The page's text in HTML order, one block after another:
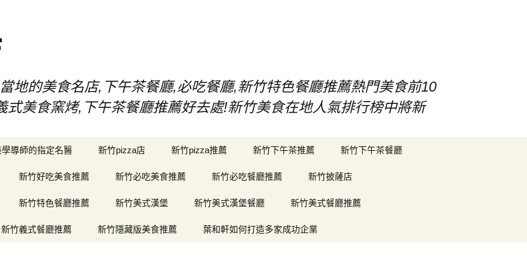
地的美食名店,下午茶餐廳,必吃餐廳,新竹特色餐廳推薦熱門美食前10
式美食窯烤,下午茶餐廳推薦好去處!新竹美食在地人氣排行榜中將新
導師的指定名醫 新竹pizza店 新竹pizza推薦 新竹下午茶推薦 新竹下午茶餐廳
新竹好吃美食推薦 新竹必吃美食推薦 新竹必吃餐廳推薦 新竹披薩店
新竹特色餐廳推薦 新竹美式漢堡 新竹美式漢堡餐廳 新竹美式餐廳推薦
新竹義式餐廳推薦 新竹隱藏版美食推薦 葉和軒如何打造多家成功企業